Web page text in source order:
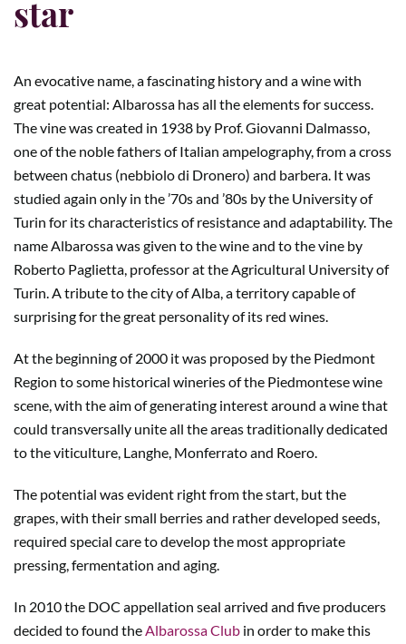
star
An evocative name, a fascinating history and a wine with
great potential: Albarossa has all the elements for success.
The vine was created in 1938 by Prof. Giovanni Dalmasso,
one of the noble fathers of Italian ampelography, from a cross
between chatus (nebbiolo di Dronero) and barbera. It was
studied again only in the ’70s and ’80s by the University of
Turin for its characteristics of resistance and adaptability. The
name Albarossa was given to the wine and to the vine by
Roberto Paglietta, professor at the Agricultural University of
Turin. A tribute to the city of Alba, a territory capable of
surprising for the great personality of its red wines.
At the beginning of 2000 it was proposed by the Piedmont
Region to some historical wineries of the Piedmontese wine
scene, with the aim of generating interest around a wine that
could transversally unite all the areas traditionally dedicated
to the viticulture, Langhe, Monferrato and Roero.
The potential was evident right from the start, but the
grapes, with their small berries and rather developed seeds,
required special care to develop the most appropriate
pressing, fermentation and aging.
In 2010 the DOC appellation seal arrived and five producers
decided to found theAlbarossa Club in order to make this